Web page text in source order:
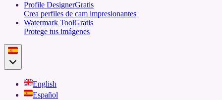
Profile DesignerGratis
Crea perfiles de cam impresionantes
Watermark ToolGratis
Protege tus imágenes
English
Español